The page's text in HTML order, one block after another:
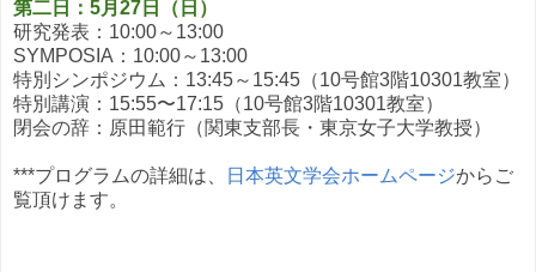
第二日：5月27日（日）
研究発表：10:00～13:00
SYMPOSIA：10:00～13:00
特別シンポジウム：13:45～15:45（10号館3階10301教室）
特別講演：15:55〜17:15（10号館3階10301教室）
閉会の辞：原田範行（関東支部長・東京女子大学教授）
***プログラムの詳細は、 日本英文学会ホームページからご
覧頂けます。